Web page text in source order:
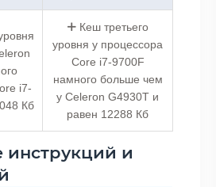
i7-
Кб
Кеш третьего
уровня у процессора
Core i7-9700F
намного больше чем
у Celeron G4930T и
равен 12288 Кб
инструкций и